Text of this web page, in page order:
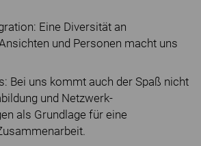
Eine Diversität an
und Personen macht uns
Bei uns kommt auch der Spaß nicht
und Netzwerk-
als Grundlage für eine